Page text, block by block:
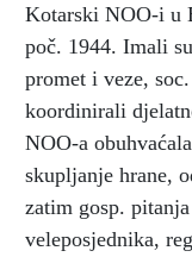
Kotarski NOO-i u
poč. 1944. Imali
promet i veze,
koordinirali
NOO-a
skupljanje hrane,
zatim gosp.
veleposjednika,